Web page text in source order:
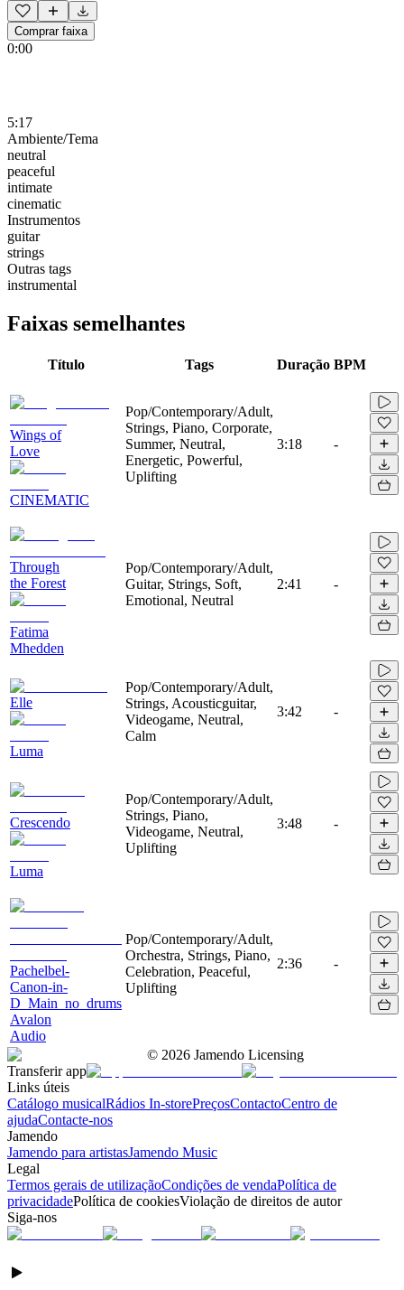
Comprar faixa
0:00
5:17
Ambiente/Tema
neutral
peaceful
intimate
cinematic
Instrumentos
guitar
strings
Outras tags
instrumental
Faixas semelhantes
Título Tags Duração BPM
Wings of
Love
CINEMATIC
Pop/Contemporary/Adult,
Strings, Piano, Corporate,
Summer, Neutral,
Energetic, Powerful,
Uplifting
3:18 -
Through
the Forest
Fatima
Mhedden
Pop/Contemporary/Adult,
Guitar, Strings, Soft,
Emotional, Neutral
2:41 -
Elle
Luma
Pop/Contemporary/Adult,
Strings, Acousticguitar,
Videogame, Neutral,
Calm
3:42 -
Crescendo
Luma
Pop/Contemporary/Adult,
Strings, Piano,
Videogame, Neutral,
Uplifting
3:48 -
Pachelbel-
Canon-in-
D_Main_no_drums
Avalon
Audio
Pop/Contemporary/Adult,
Orchestra, Strings, Piano,
Celebration, Peaceful,
Uplifting
2:36 -
© 2026 Jamendo Licensing
Transferir app
Links úteis
Catálogo musicalRádios In-storePreçosContactoCentro de
ajudaContacte-nos
Jamendo
Jamendo para artistasJamendo Music
Legal
Termos gerais de utilizaçãoCondições de vendaPolítica de
privacidadePolítica de cookiesViolação de direitos de autor
Siga-nos